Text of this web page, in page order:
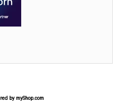
by myShop.com